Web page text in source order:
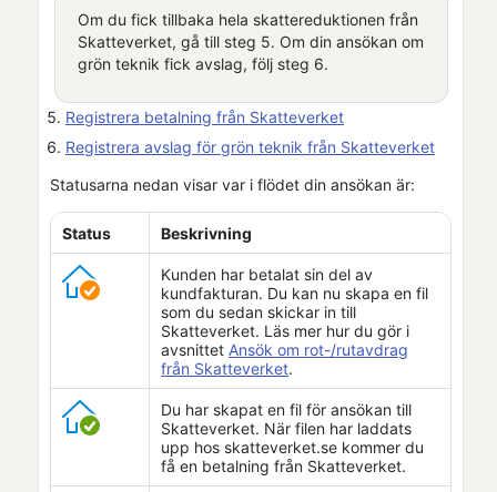
Om du fick tillbaka hela skattereduktionen från
Skatteverket, gå till steg 5. Om din ansökan om
grön teknik fick avslag, följ steg 6.
Registrera betalning från Skatteverket
Registrera avslag för grön teknik från Skatteverket
Statusarna nedan visar var i flödet din ansökan är:
Status Beskrivning
Kunden har betalat sin del av
kundfakturan. Du kan nu skapa en fil
som du sedan skickar in till
Skatteverket. Läs mer hur du gör i
avsnittet Ansök om rot-/rutavdrag
från Skatteverket.
Du har skapat en fil för ansökan till
Skatteverket. När filen har laddats
upp hos skatteverket.se kommer du
få en betalning från Skatteverket.